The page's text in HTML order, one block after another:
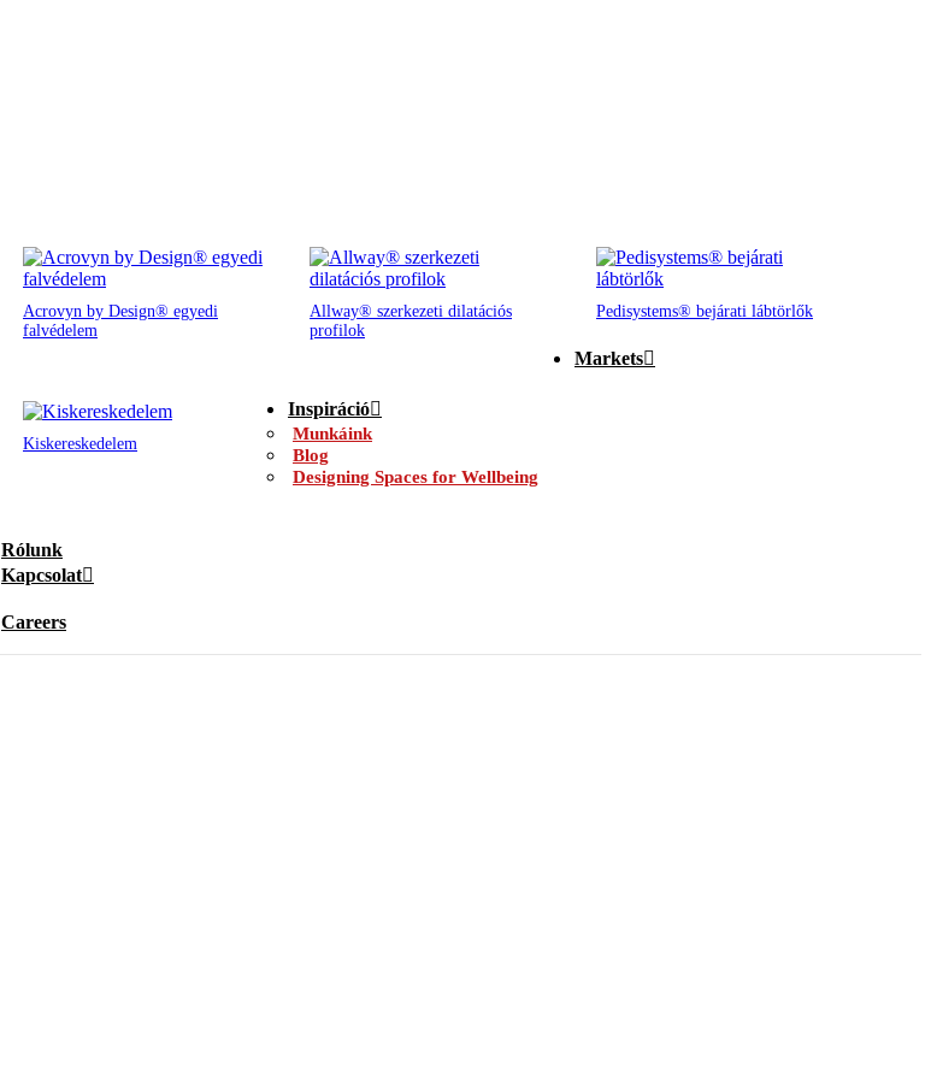
Acrovyn by Design® egyedi
falvédelem
Allway® szerkezeti dilatációs
profilok
Pedisystems® bejárati lábtörlők
Markets
Kiskereskedelem
Inspiráció
Munkáink
Blog
Designing Spaces for Wellbeing
Rólunk
Kapcsolat
Careers